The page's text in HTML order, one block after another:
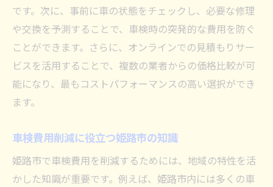
です。次に、事前に車の状態をチェックし、必要な修理
や交換を予測することで、車検時の突発的な費用を防ぐ
ことができます。さらに、オンラインでの見積もりサー
ビスを活用することで、複数の業者からの価格比較が可
能になり、最もコストパフォーマンスの高い選択ができ
ます。
車検費用削減に役立つ姫路市の知識
姫路市で車検費用を削減するためには、地域の特性を活
かした知識が重要です。例えば、姫路市内には多くの車